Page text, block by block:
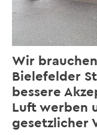
Wir
Bielefelder
bessere
Luft werben
gesetzlicher